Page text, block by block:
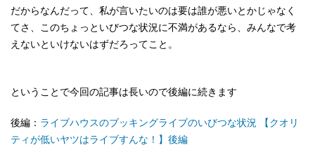
だからなんだって、私が言いたいのは要は誰が悪いとかじゃなく
てさ、このちょっといびつな状況に不満があるなら、みんなで考
えないといけないはずだろってこと。
ということで今回の記事は長いので後編に続きます
後編： ライブハウスのブッキングライブのいびつな状況 【クオリ
ティが低いヤツはライブすんな！】後編